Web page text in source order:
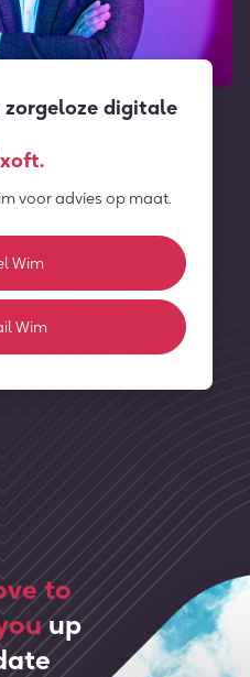
zorgeloze digitale
voor advies op maat.
Wim
Wim
to
up